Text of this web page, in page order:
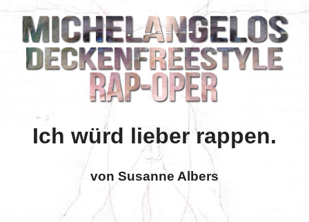
Ich würd lieber rappen.
von Susanne Albers